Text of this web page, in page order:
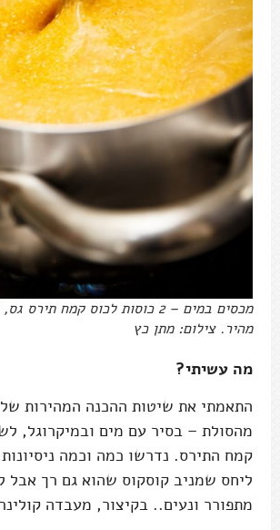
מכסים במים – 2 כוסות לכוס קמח
מהיר. צילום: מתן כץ
מה עשיתי?
התאמתי את שיטות ההכנה המהירות
מהסולת – בסיר עם מים ובמיקרוגל,
קמח התירס. נדרשו כמה וכמה
ליחס שמניב קוסקוס שהוא גם רך אבל
מתפורר ונעים.. בקיצור, מעבדה